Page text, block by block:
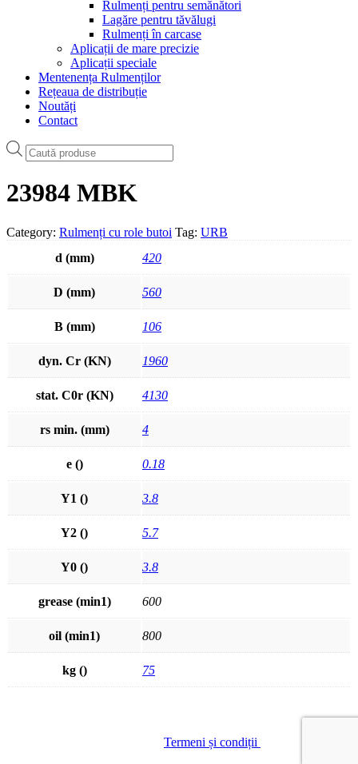
Rulmenți pentru semănători
Lagăre pentru tăvălugi
Rulmenți în carcase
Aplicații de mare precizie
Aplicații speciale
Mentenența Rulmenților
Rețeaua de distribuție
Noutăți
Contact
Products
search
23984 MBK
Category: Rulmenți cu role butoi Tag: URB
d (mm)
420
D (mm) 560
B (mm) 106
dyn. Cr (KN) 1960
stat. C0r (KN) 4130
rs min. (mm) 4
e () 0.18
Y1 () 3.8
Y2 () 5.7
Y0 () 3.8
grease (min1) 600
oil (min1) 800
kg () 75
Termeni și condiții